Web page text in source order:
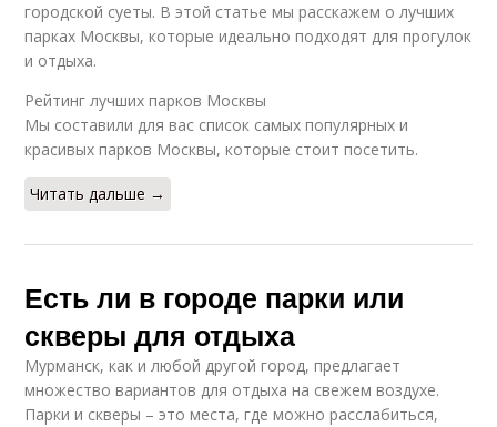
городской суеты. В этой статье мы расскажем о лучших
парках Москвы, которые идеально подходят для прогулок
и отдыха.
Рейтинг лучших парков Москвы
Мы составили для вас список самых популярных и
красивых парков Москвы, которые стоит посетить.
Читать дальше →
Есть ли в городе парки или
скверы для отдыха
Мурманск, как и любой другой город, предлагает
множество вариантов для отдыха на свежем воздухе.
Парки и скверы – это места, где можно расслабиться,